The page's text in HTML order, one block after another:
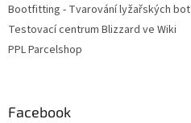
Bootfitting - Tvarování lyžařských bot
Testovací centrum Blizzard ve Wiki
PPL Parcelshop
Facebook